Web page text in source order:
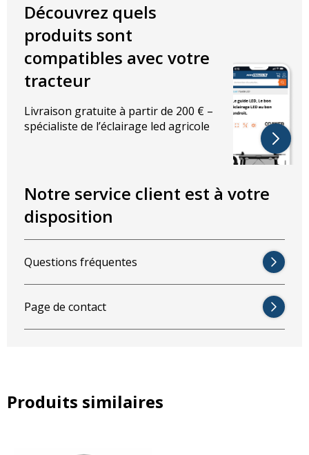
Découvrez quels
produits sont
compatibles avec votre
tracteur
Livraison gratuite à partir de 200 € –
spécialiste de l’éclairage led agricole
Notre service client est à votre
disposition
Questions fréquentes
Page de contact
Produits similaires